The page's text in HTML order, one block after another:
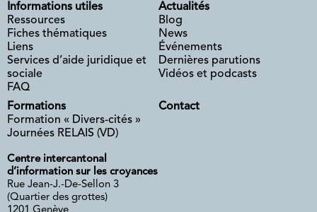
Informations utiles
Ressources
Fiches thématiques
Liens
Services d’aide juridique et
sociale
FAQ
Actualités
Blog
News
Événements
Dernières parutions
Vidéos et podcasts
Formations
Formation « Divers-cités »
Journées RELAIS (VD)
Contact
Centre intercantonal
d’information sur les croyances
Rue Jean-J.-De-Sellon 3
(Quartier des grottes)